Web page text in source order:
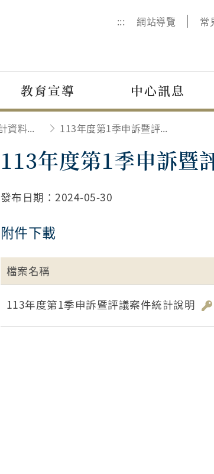
::: 網站導覽 常
教育宣導 中心訊息
每季爭議案件統計資料及統計說明 113年度第1季申訴暨評議案件統計說明
113年度第1季申訴暨
發布日期：2024-05-30
附件下載
檔案名稱
113年度第1季申訴暨評議案件統計說明